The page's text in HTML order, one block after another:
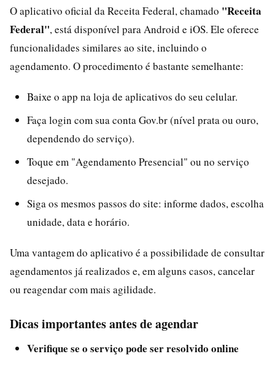
O aplicativo oficial da Receita Federal, chamado "Receita
Federal", está disponível para Android e iOS. Ele oferece
funcionalidades similares ao site, incluindo o
agendamento. O procedimento é bastante semelhante:
Baixe o app na loja de aplicativos do seu celular.
Faça login com sua conta Gov.br (nível prata ou ouro,
dependendo do serviço).
Toque em "Agendamento Presencial" ou no serviço
desejado.
Siga os mesmos passos do site: informe dados, escolha
unidade, data e horário.
Uma vantagem do aplicativo é a possibilidade de consultar
agendamentos já realizados e, em alguns casos, cancelar
ou reagendar com mais agilidade.
Dicas importantes antes de agendar
Verifique se o serviço pode ser resolvido online